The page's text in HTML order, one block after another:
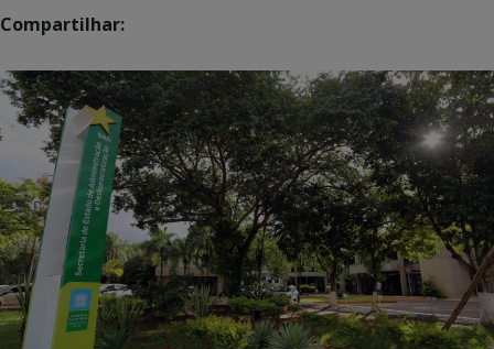
Compartilhar: